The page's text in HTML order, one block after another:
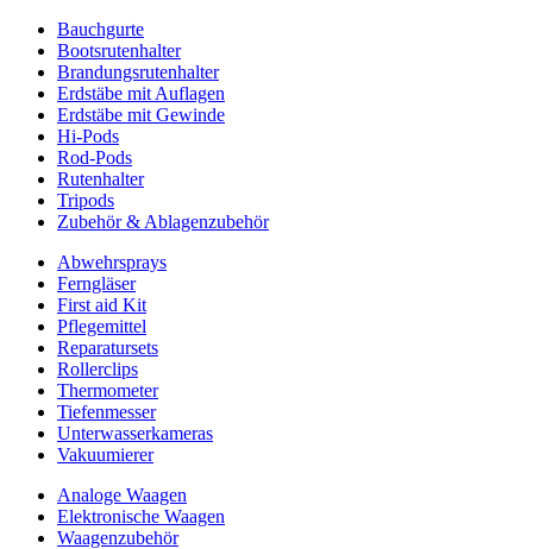
Bauchgurte
Bootsrutenhalter
Brandungsrutenhalter
Erdstäbe mit Auflagen
Erdstäbe mit Gewinde
Hi-Pods
Rod-Pods
Rutenhalter
Tripods
Zubehör & Ablagenzubehör
Abwehrsprays
Ferngläser
First aid Kit
Pflegemittel
Reparatursets
Rollerclips
Thermometer
Tiefenmesser
Unterwasserkameras
Vakuumierer
Analoge Waagen
Elektronische Waagen
Waagenzubehör